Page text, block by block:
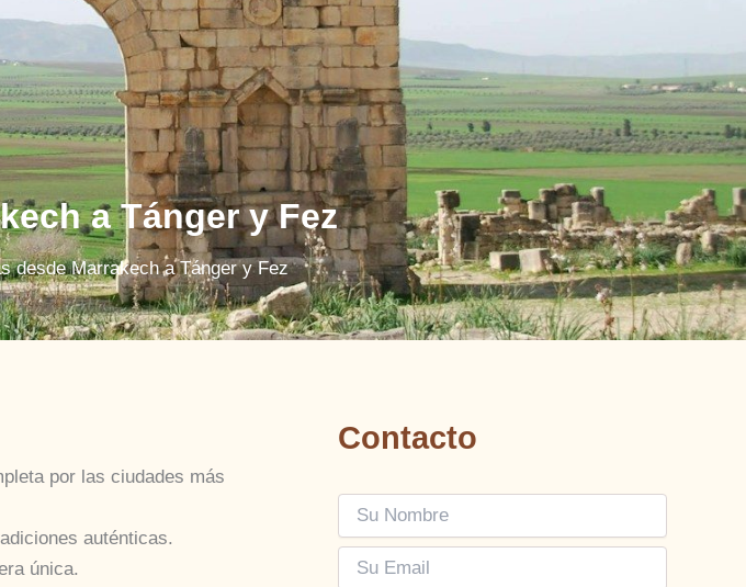
a Tánger y Fez
desde Marrakech a Tánger y Fez
por las ciudades más
auténticas.
única.
Contacto